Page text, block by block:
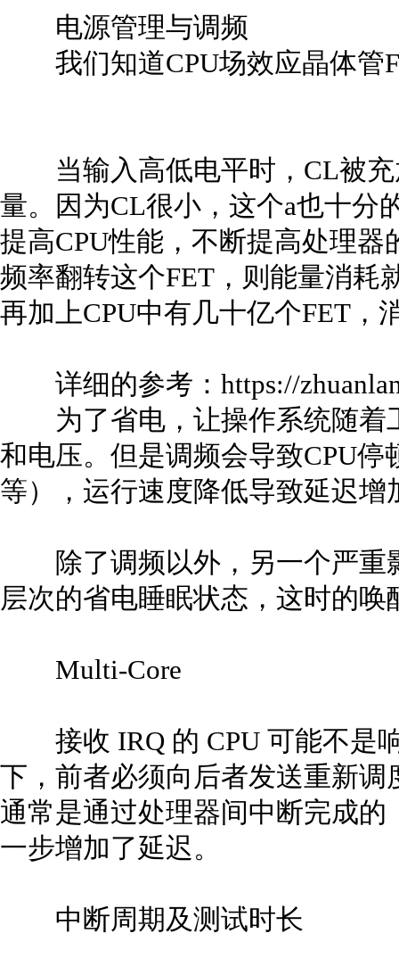
电源管理与调频
我们知道CPU场效应晶体管
当输入高低电平时，CL被充
量。因为CL很小，这个a也十分
提高CPU性能，不断提高处理
频率翻转这个FET，则能量消耗
再加上CPU中有几十亿个FET，
详细的参考：https://
为了省电，让操作系统随着
和电压。但是调频会导致CPU停
等），运行速度降低导致延迟
除了调频以外，另一个严重
层次的省电睡眠状态，这时的
Multi-Core
接收 IRQ 的 CPU 可能不是
下，前者必须向后者发送重新
通常是通过处理器间中断完成
一步增加了延迟。
中断周期及测试时长